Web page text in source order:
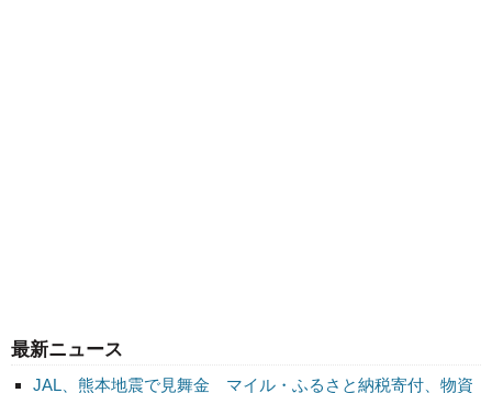
最新ニュース
JAL、熊本地震で見舞金 マイル・ふるさと納税寄付、物資